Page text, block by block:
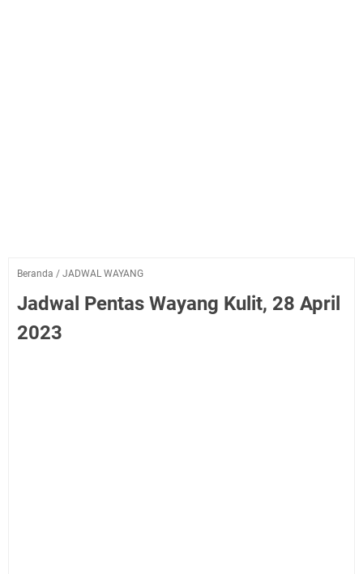
Beranda / JADWAL WAYANG
Jadwal Pentas Wayang Kulit, 28 April
2023